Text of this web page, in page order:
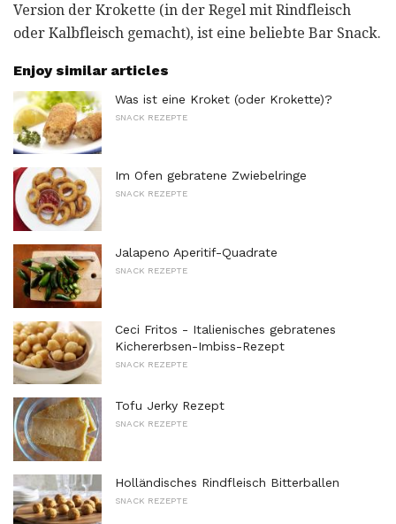
Version der Krokette (in der Regel mit Rindfleisch
oder Kalbfleisch gemacht), ist eine beliebte Bar Snack.
Enjoy similar articles
Was ist eine Kroket (oder Krokette)?
SNACK REZEPTE
Im Ofen gebratene Zwiebelringe
SNACK REZEPTE
Jalapeno Aperitif-Quadrate
SNACK REZEPTE
Ceci Fritos - Italienisches gebratenes
Kichererbsen-Imbiss-Rezept
SNACK REZEPTE
Tofu Jerky Rezept
SNACK REZEPTE
Holländisches Rindfleisch Bitterballen
SNACK REZEPTE